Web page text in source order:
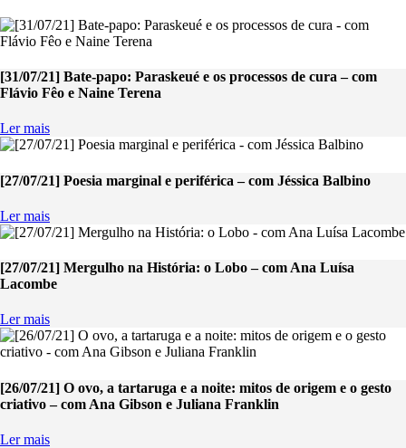
[31/07/21] Bate-papo: Paraskeué e os processos de cura – com
Flávio Fêo e Naine Terena
Ler mais
[27/07/21] Poesia marginal e periférica – com Jéssica Balbino
Ler mais
[27/07/21] Mergulho na História: o Lobo – com Ana Luísa
Lacombe
Ler mais
[26/07/21] O ovo, a tartaruga e a noite: mitos de origem e o gesto
criativo – com Ana Gibson e Juliana Franklin
Ler mais